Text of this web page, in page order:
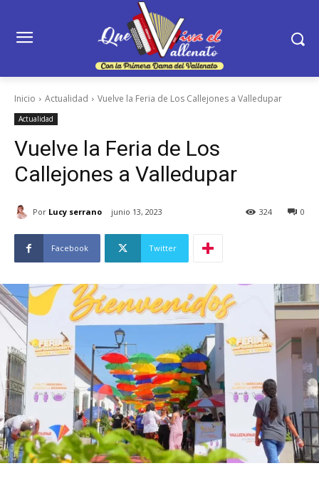
Inicio Actualidad Vuelve la Feria de Los Callejones a Valledupar
Actualidad
Vuelve la Feria de Los
Callejones a Valledupar
Por Lucy serrano junio 13, 2023 0
324
Facebook Twitter